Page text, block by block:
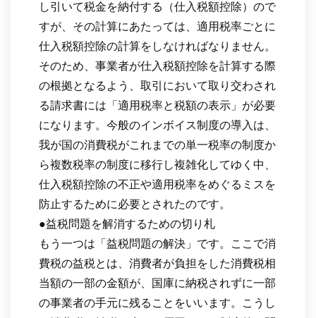
し引いて税金を納付する（仕入税額控除）ので
すが、その計算にあたっては、適用税率ごとに
仕入税額控除の計算をしなければなりません。
そのため、事業者が仕入税額控除を計算する際
の根拠となるよう、取引において取り交わされ
る請求書には「適用税率と税額の表示」が必要
になります。今般のインボイス制度の導入は、
我が国の消費税がこれまでの単一税率の制度か
ら複数税率の制度に移行し複雑化してゆく中、
仕入税額控除の不正や適用税率をめぐるミスを
防止するために必要とされたのです。
●益税問題を解消するための切り札
もう一つは「益税問題の解決」です。ここで消
費税の益税とは、消費者が負担をした消費税相
当額の一部の金額が、国庫に納税されずに一部
の事業者の手元に残ることをいいます。こうし